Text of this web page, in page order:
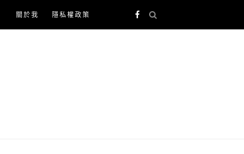
關於我 隱私權政策